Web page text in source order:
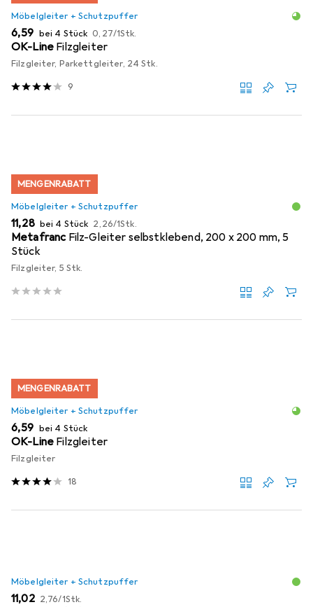
Möbelgleiter + Schutzpuffer
EUR
6,59 bei 4 Stück EUR
0,27/1Stk.
OK-Line Filzgleiter
Filzgleiter, Parkettgleiter, 24 Stk.
9
MENGENRABATT
Möbelgleiter + Schutzpuffer
EUR
11,28 bei 4 Stück EUR
2,26/1Stk.
Metafranc Filz-Gleiter selbstklebend, 200 x 200 mm, 5
Stück
Filzgleiter, 5 Stk.
MENGENRABATT
Möbelgleiter + Schutzpuffer
EUR
6,59 bei 4 Stück
OK-Line Filzgleiter
Filzgleiter
18
Möbelgleiter + Schutzpuffer
EUR
11,02 EUR
2,76/1Stk.